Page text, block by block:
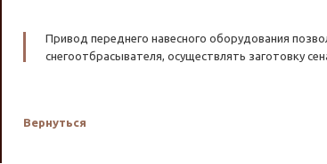
Привод переднего навесного оборудования
снегоотбрасывателя, осуществлять заготовку
Вернуться